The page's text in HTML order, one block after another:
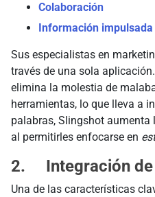
Colaboración
Información
Sus especialistas en
través de una sola
elimina la molestia de
herramientas, lo que lleva a
palabras, Slingshot
al permitirles enfocarse en
2. Integración de
Una de las características